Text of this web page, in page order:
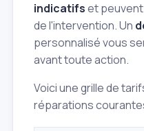
indicatifset
de l'intervention. Un
personnalisé vous
avant toute action.
Voici une grille de
réparations